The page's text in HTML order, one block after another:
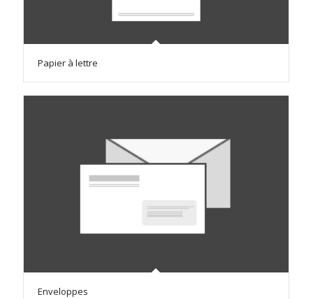
Papier à lettre
Enveloppes